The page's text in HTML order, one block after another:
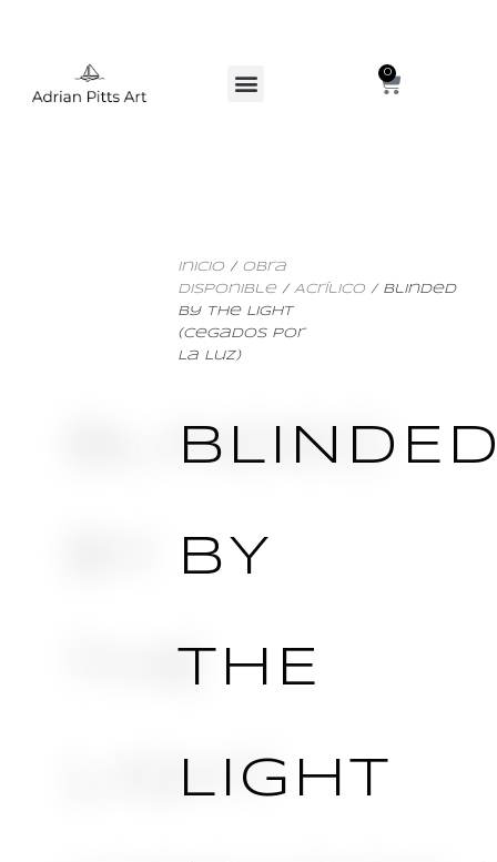
0
Inicio / Obra
Disponible/ Acrílico / Blinded
By The Light
(Cegados Por
La Luz)
BY
THE
LIGHT